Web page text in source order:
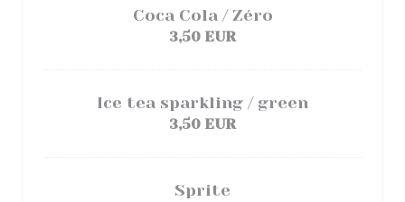
Coca Cola / Zéro
3,50 EUR
Ice tea sparkling / green
3,50 EUR
Sprite